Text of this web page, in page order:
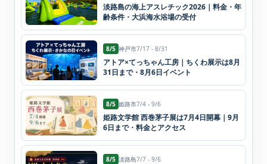
淡路島の海上アスレチック2026｜料金・年
齢条件・大浜海水浴場の受付
8/5 神戸市7/17 - 8/31
アトア×てっちゃん工房｜ちくわ展示は8月
31日まで・8月6日イベント
8/5 姫路市7/4 - 9/6
姫路文学館 西巻茅子展は7月4日開幕｜9月
6日まで・料金とアクセス
8/5 淡路島7/7 - 9/6